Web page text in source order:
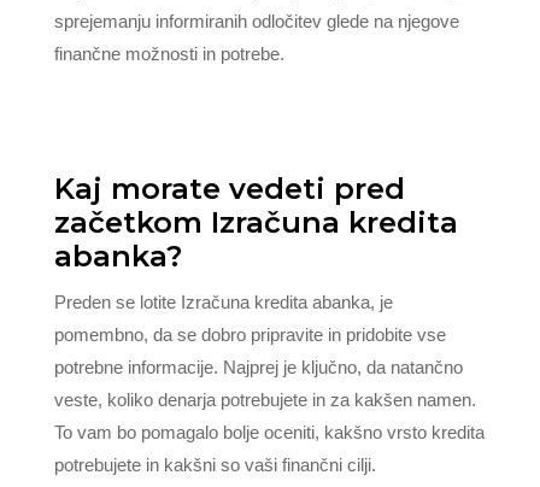
sprejemanju informiranih odločitev glede na njegove
finančne možnosti in potrebe.
Kaj morate vedeti pred
začetkom Izračuna kredita
abanka?
Preden se lotite Izračuna kredita abanka, je
pomembno, da se dobro pripravite in pridobite vse
potrebne informacije. Najprej je ključno, da natančno
veste, koliko denarja potrebujete in za kakšen namen.
To vam bo pomagalo bolje oceniti, kakšno vrsto kredita
potrebujete in kakšni so vaši finančni cilji.